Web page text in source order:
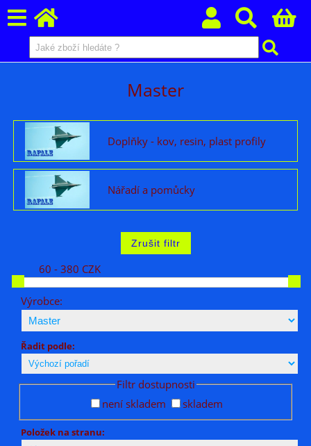
Master
Doplňky - kov, resin, plast profily
Nářadí a pomůcky
60 - 380 CZK
Výrobce:
Řadit podle:
Filtr dostupnosti
není skladem
skladem
Položek na stranu: